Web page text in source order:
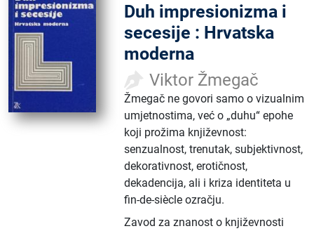
Duh impresionizma i
secesije : Hrvatska
moderna
Viktor Žmegač
Žmegač ne govori samo o vizualnim
umjetnostima, već o „duhu“ epohe
koji prožima književnost:
senzualnost, trenutak, subjektivnost,
dekorativnost, erotičnost,
dekadencija, ali i kriza identiteta u
fin-de-siècle ozračju.
Zavod za znanost o književnosti